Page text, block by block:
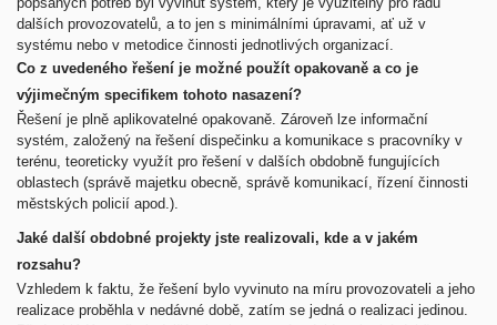
dalších provozovatelů, a to jen s minimálními úpravami, ať už v
systému nebo v metodice činnosti jednotlivých organizací.
Co z uvedeného řešení je možné použít opakovaně a co je
výjimečným specifikem tohoto nasazení?
Řešení je plně aplikovatelné opakovaně. Zároveň lze informační
systém, založený na řešení dispečinku a komunikace s pracovníky v
terénu, teoreticky využít pro řešení v dalších obdobně fungujících
oblastech (správě majetku obecně, správě komunikací, řízení činnosti
městských policií apod.).
Jaké další obdobné projekty jste realizovali, kde a v jakém
rozsahu?
Vzhledem k faktu, že řešení bylo vyvinuto na míru provozovateli a jeho
realizace proběhla v nedávné době, zatím se jedná o realizaci jedinou.